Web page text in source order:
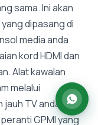
sama. Ini akan
dipasang di
media anda
kord HDMI dan
Alat kawalan
melalui
TV anda
GPMI yang